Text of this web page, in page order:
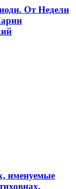
От Недели
именуемые